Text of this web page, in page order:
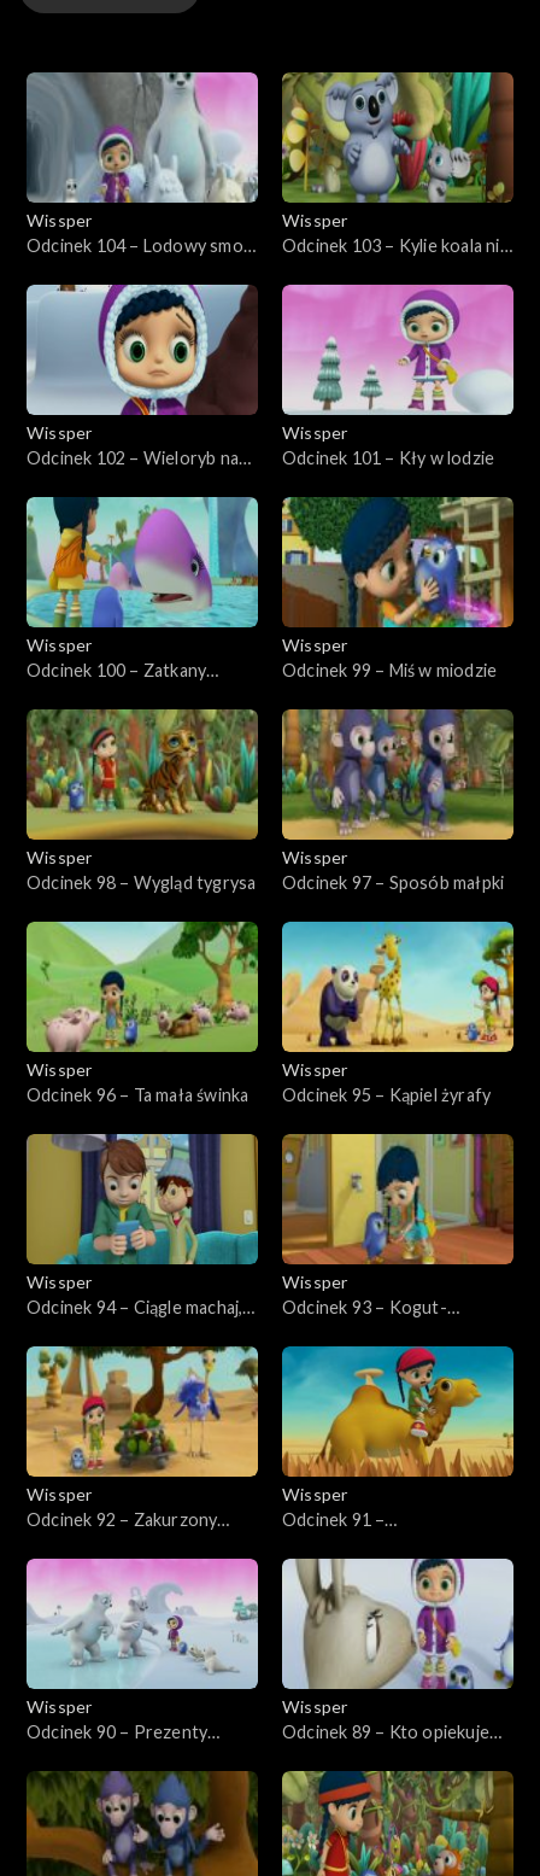
Wissper
Odcinek 104 – Lodowy smok
Wissper
Odcinek 103 – Kylie koala nie
Wissper
Odcinek 102 – Wieloryb na
Wissper
Odcinek 101 – Kły w lodzie
Wissper
Odcinek 100 – Zatkany
Wissper
Odcinek 99 – Miś w miodzie
Wissper
Odcinek 98 – Wygląd tygrysa
Wissper
Odcinek 97 – Sposób małpki
Wissper
Odcinek 96 – Ta mała świnka
Wissper
Odcinek 95 – Kąpiel żyrafy
Wissper
Odcinek 94 – Ciągle machaj,
Wissper
Odcinek 93 – Kogut-
Wissper
Odcinek 92 – Zakurzony
Wissper
Odcinek 91 –
Wissper
Odcinek 90 – Prezenty
Wissper
Odcinek 89 – Kto opiekuje